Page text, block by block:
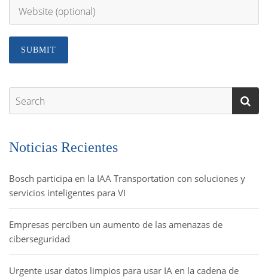
Noticias Recientes
Bosch participa en la IAA Transportation con soluciones y
servicios inteligentes para VI
Empresas perciben un aumento de las amenazas de
ciberseguridad
Urgente usar datos limpios para usar IA en la cadena de